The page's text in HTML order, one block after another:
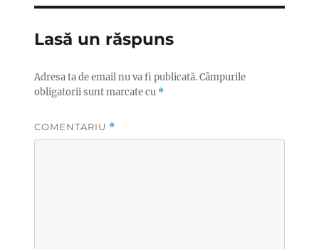
Lasă un răspuns
Adresa ta de email nu va fi publicată.Câmpurile
obligatorii sunt marcate cu *
COMENTARIU *